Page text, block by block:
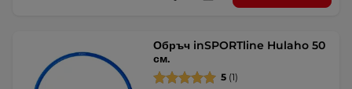
Обръч inSPORTline Hulaho 50
см.
5 (1)